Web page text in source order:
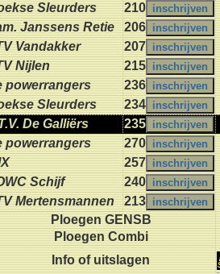
Sleurders
210
Janssens Retie
206
Vandakker
207
Nijlen
215
powerrangers
236
Sleurders
234
De Galliërs
235
powerrangers
270
257
Schijf
240
Mertensmannen
213
Ploegen GENSB
Ploegen Combi
Info of uitslagen